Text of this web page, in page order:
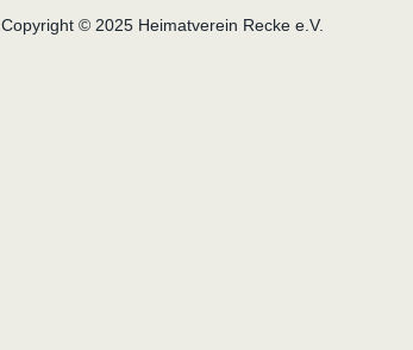
Copyright © 2025 Heimatverein Recke e.V.